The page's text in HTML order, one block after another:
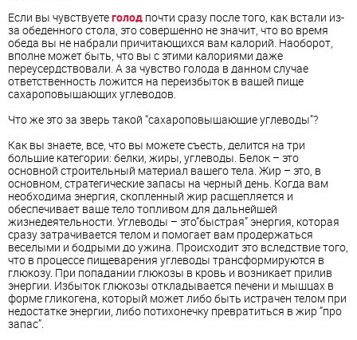
Если вы чувствуетеголод почти сразу после того, как встали из-
за обеденного стола, это совершенно не значит, что во время
обеда вы не набрали причитающихся вам калорий. Наоборот,
вполне может быть, что вы с этими калориями даже
переусердствовали. А за чувство голода в данном случае
ответственность ложится на переизбыток в вашей пище
сахароповышающих углеводов.
Что же это за зверь такой “сахароповышающие углеводы”?
Как вы знаете, все, что вы можете съесть, делится на три
большие категории: белки, жиры, углеводы. Белок – это
основной строительный материал вашего тела. Жир – это, в
основном, стратегические запасы на черный день. Когда вам
необходима энергия, скопленный жир расщепляется и
обеспечивает ваше тело топливом для дальнейшей
жизнедеятельности. Углеводы – это”быстрая” энергия, которая
сразу затрачивается телом и помогает вам продержаться
веселыми и бодрыми до ужина. Происходит это вследствие того,
что в процессе пищеварения углеводы трансформируются в
глюкозу. При попадании глюкозы в кровь и возникает прилив
энергии. Избыток глюкозы откладывается печени и мышцах в
форме гликогена, который может либо быть истрачен телом при
недостатке энергии, либо потихонечку превратиться в жир “про
запас”.